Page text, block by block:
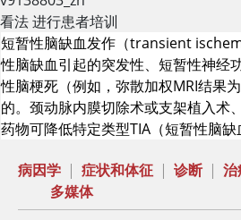
看法 进行患者培训
短暂性脑缺血发作（transient
性脑缺血引起的突发性、短暂性神经
性脑梗死（例如，弥散加权MRI结果
的。颈动脉内膜切除术或支架植入术
药物可降低特定类型TIA（短暂性脑缺
病因学 | 症状和体征 | 诊断 | 治
多媒体